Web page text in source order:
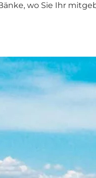
wo Sie Ihr